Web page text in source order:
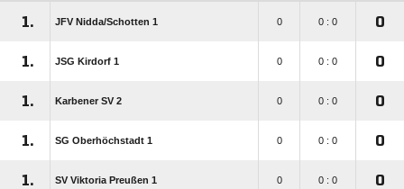
1. JFV Nidda/​Schotten 1 0 0 : 0 0
1. JSG Kirdorf 1 0 0 : 0 0
1. Karbener SV 2 0 0 : 0 0
1. SG Oberhöchstadt 1 0 0 : 0 0
1. SV Viktoria Preußen 1 0 0 : 0 0